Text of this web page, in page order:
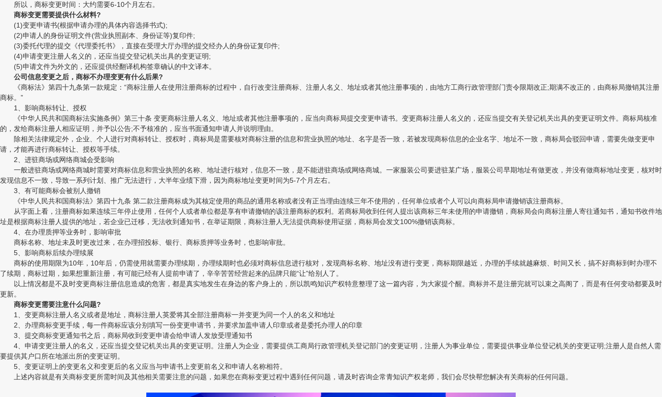
所以，商标变更时间：大约需要6-10个月左右。
商标变更需要提供什么材料?
(1)变更申请书(根据申请办理的具体内容选择书式);
(2)申请人的身份证明文件(营业执照副本、身份证等)复印件;
(3)委托代理的提交《代理委托书》，直接在受理大厅办理的提交经办人的身份证复印件;
(4)申请变更注册人名义的，还应当提交登记机关出具的变更证明;
(5)申请文件为外文的，还应提供经翻译机构签章确认的中文译本。
公司信息变更之后，商标不办理变更有什么后果?
《商标法》第四十九条第一款规定：“商标注册人在使用注册商标的过程中，自行改变注册商标、注册人名义、地址或者其他注册事项的，由地方工商行政管理部门责令限期改正;期满不改正的，由商标局撤销其注册
商标。”
1、影响商标转让、授权
《中华人民共和国商标法实施条例》第三十条 变更商标注册人名义、地址或者其他注册事项的，应当向商标局提交变更申请书。变更商标注册人名义的，还应当提交有关登记机关出具的变更证明文件。商标局核准
的，发给商标注册人相应证明，并予以公告;不予核准的，应当书面通知申请人并说明理由。
除相关法律规定外，企业、个人进行对商标转让、授权时，商标局是需要核对商标注册的信息和营业执照的地址、名字是否一致，若被发现商标信息的企业名字、地址不一致，商标局会驳回申请，需要先做变更申
请，才能再进行商标转让、授权等手续。
2、进驻商场或网络商城会受影响
一般进驻商场或网络商城时需要对商标信息和营业执照的名称、地址进行核对，信息不一致，是不能进驻商场或网络商城。一家服装公司要进驻某广场，服装公司早期地址有做更改，并没有做商标地址变更，核对时
发现信息不一致，导致一系列计划、推广无法进行，大半年业绩下滑，因为商标地址变更时间为5-7个月左右。
3、有可能商标会被别人撤销
《中华人民共和国商标法》第四十九条 第二款注册商标成为其核定使用的商品的通用名称或者没有正当理由连续三年不使用的，任何单位或者个人可以向商标局申请撤销该注册商标。
从字面上看，注册商标如果连续三年停止使用，任何个人或者单位都是享有申请撤销的该注册商标的权利。若商标局收到任何人提出该商标三年未使用的申请撤销，商标局会向商标注册人寄往通知书，通知书收件地
址是根据商标注册人提供的地址，若企业已迁移，无法收到通知书，在举证期限，商标注册人无法提供商标使用证据，商标局会发文100%撤销该商标。
4、在办理质押等业务时，影响审批
商标名称、地址未及时更改过来，在办理招投标、银行、商标质押等业务时，也影响审批。
5、影响商标后续办理续展
商标的使用期限为10年，10年后，仍需使用就需要办理续期，办理续期时也必须对商标信息进行核对，发现商标名称、地址没有进行变更，商标期限越近，办理的手续就越麻烦、时间又长，搞不好商标到时办理不
了续期，商标过期，如果想重新注册，有可能已经有人提前申请了，辛辛苦苦经营起来的品牌只能“让”给别人了。
以上情况都是不及时变更商标注册信息造成的危害，都是真实地发生在身边的客户身上的，所以凯鸣知识产权特意整理了这一篇内容，为大家提个醒。商标并不是注册完就可以束之高阁了，而是有任何变动都要及时
更新。
商标变更需要注意什么问题?
1、变更商标注册人名义或者是地址，商标注册人英爱将其全部注册商标一并变更为同一个人的名义和地址
2、办理商标变更手续，每一件商标应该分别填写一份变更申请书，并要求加盖申请人印章或者是委托办理人的印章
3、提交商标变更通知书之后，商标局收到变更申请会给申请人发放受理通知书
4、申请变更注册人的名义，还应当提交登记机关出具的变更证明。注册人为企业，需要提供工商局行政管理机关登记部门的变更证明，注册人为事业单位，需要提供事业单位登记机关的变更证明;注册人是自然人需
要提供其户口所在地派出所的变更证明。
5、变更证明上的变更名义和变更后的名义应当与申请书上变更前名义和申请人名称相符。
上述内容就是有关商标变更所需时间及其他相关需要注意的问题，如果您在商标变更过程中遇到任何问题，请及时咨询企常青知识产权老师，我们会尽快帮您解决有关商标的任何问题。